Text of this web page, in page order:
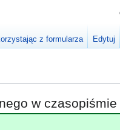
w czasopiśmie
z formularza Edytuj